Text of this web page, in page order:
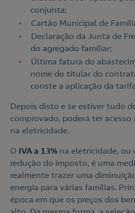
Contacte-nos
Nós ligamos!
Ao preencher este formulário,
consigo para lhe fazer chegar a
Eletricidade e Gás.
Aceite aPolítica de
Contacte-nos
210 540 000
Linha de Apoio e Contratação
conjunta;
Cartão Municipal de
Declaração da Junta de
do agregado familiar;
Última fatura do
nome do titular do
conste a aplicação da
Depois disto e se estiver tudo
comprovado, poderá ter
na eletricidade.
O IVA a 13% na eletricidade, ou
redução do imposto, é uma
realmente trazer uma
energia para várias famílias.
época em que os preços dos